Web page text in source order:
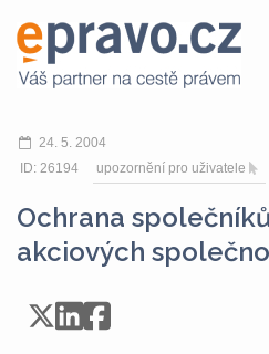
24. 5. 2004
ID: 26194
upozornění pro uživatele
Ochrana
akciových